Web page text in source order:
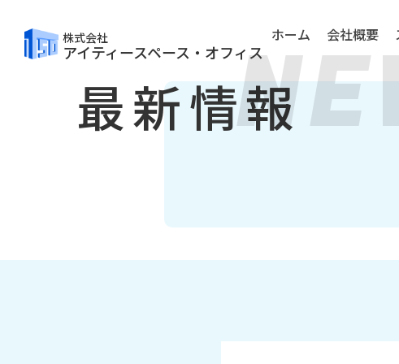
株式会社
アイティースペース・オフィス
ホーム 会社概要
最新情報